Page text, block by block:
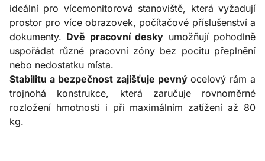
ideální pro vícemonitorová stanoviště, která vyžadují
prostor pro více obrazovek, počítačové příslušenství a
dokumenty. Dvě pracovní desky umožňují pohodlně
uspořádat různé pracovní zóny bez pocitu přeplnění
nebo nedostatku místa.
Stabilitu a bezpečnost zajišťuje pevný ocelový rám a
trojnohá konstrukce, která zaručuje rovnoměrné
rozložení hmotnosti i při maximálním zatížení až 80
kg.